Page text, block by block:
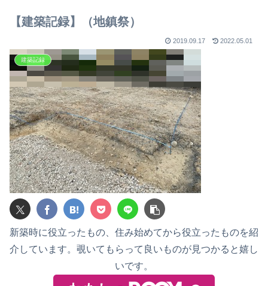
【建築記録】（地鎮祭）
2019.09.17 2022.05.01
建築記録
新築時に役立ったもの、住み始めてから役立ったものを紹
介しています。覗いてもらって良いものが見つかると嬉し
いです。